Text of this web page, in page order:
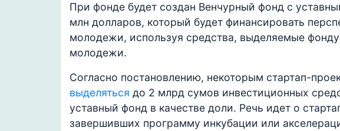
При фонде будет создан Венчурный фонд с
млн долларов, который будет финансировать
молодежи, используя средства, выделяемые
молодежи.
Согласно постановлению, некоторым стартап-
выделяться до 2 млрд сумов инвестиционных
уставный фонд в качестве доли. Речь идет о
завершивших программу инкубации или